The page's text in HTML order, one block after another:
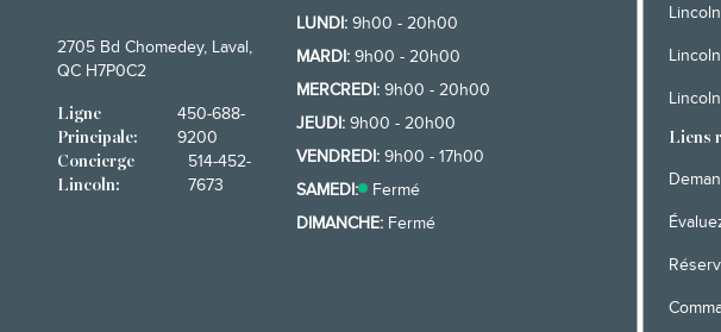
2705 Bd Chomedey, Laval,
QC H7P0C2
Ligne
Principale:
450-688-
9200
Concierge
Lincoln:
514-452-
7673
LUNDI: 9h00 - 20h00
MARDI: 9h00 - 20h00
MERCREDI: 9h00 - 20h00
JEUDI: 9h00 - 20h00
VENDREDI: 9h00 - 17h00
SAMEDI:
Fermé
DIMANCHE: Fermé
Liens